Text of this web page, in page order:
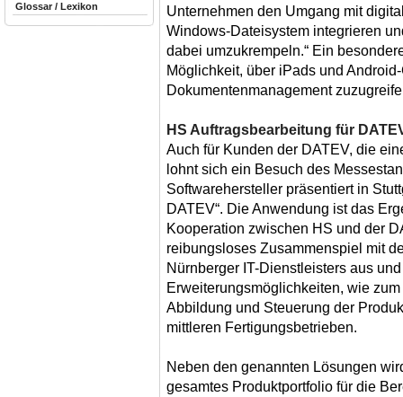
Unternehmen den Umgang mit
Windows-Dateisystem integrieren
dabei umzukrempeln.“ Ein
Möglichkeit, über iPads und
Dokumentenmanagement
HS Auftragsbearbeitung für
Auch für Kunden der DATEV, die
lohnt sich ein Besuch des
Softwarehersteller präsentiert in
DATEV“. Die Anwendung ist das
Kooperation zwischen HS und der
reibungsloses Zusammenspiel mit
Nürnberger IT-Dienstleisters aus
Erweiterungsmöglichkeiten, wie
Abbildung und Steuerung der
mittleren Fertigungsbetrieben.
Neben den genannten Lösungen
gesamtes Produktportfolio für die
Glossar / Lexikon